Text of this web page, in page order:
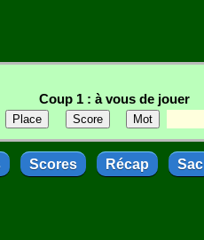
Coup 1 : à vous de jouer
Scores Récap Sac